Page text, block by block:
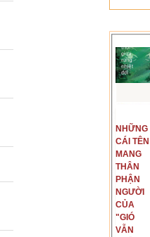
NHỮNG
CÁI TÊN
MANG
THÂN
PHẬN
NGƯỜI
CỦA
"GIÓ
VẪN